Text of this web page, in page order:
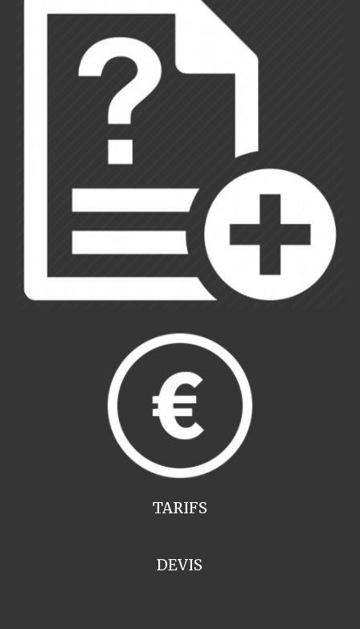
TARIFS
DEVIS